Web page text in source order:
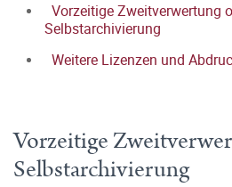
Vorzeitige Zweitverwertung
Selbstarchivierung
Weitere Lizenzen und
Vorzeitige
Selbstarchivierung